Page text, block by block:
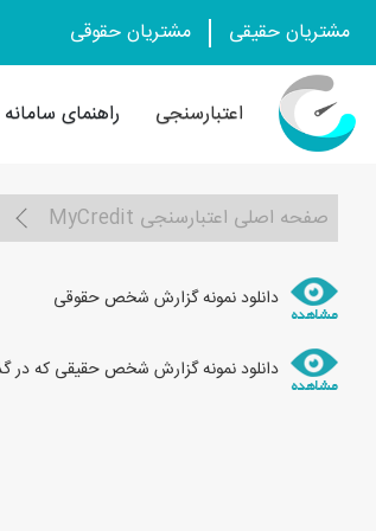
مشتریان حقیقی مشتریان حقوقی
اعتبارسنجی راهنمای سامانه
صفحه اصلی اعتبارسنجی MyCredit
دانلود نمونه گزارش شخص حقوقی
دانلود نمونه گزارش شخص حقیقی که